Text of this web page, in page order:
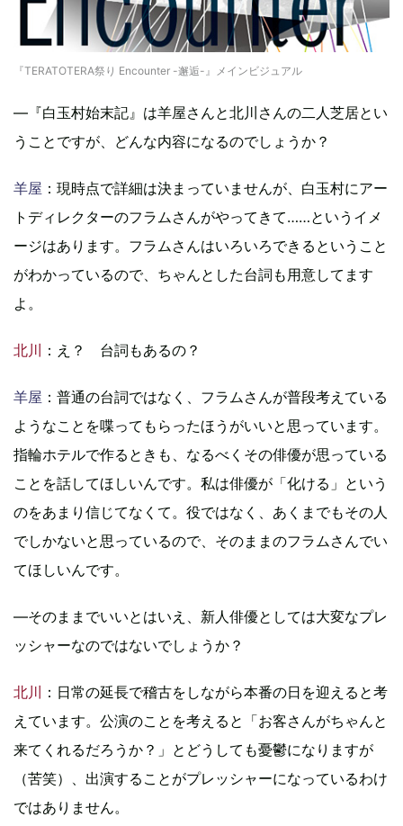
『TERATOTERA祭り Encounter -邂逅-』メインビジュアル
―『白玉村始末記』は羊屋さんと北川さんの二人芝居とい
うことですが、どんな内容になるのでしょうか？
羊屋 ：現時点で詳細は決まっていませんが、白玉村にアー
トディレクターのフラムさんがやってきて……というイメ
ージはあります。フラムさんはいろいろできるということ
がわかっているので、ちゃんとした台詞も用意してます
よ。
北川 ：え？ 台詞もあるの？
羊屋 ：普通の台詞ではなく、フラムさんが普段考えている
ようなことを喋ってもらったほうがいいと思っています。
指輪ホテルで作るときも、なるべくその俳優が思っている
ことを話してほしいんです。私は俳優が「化ける」という
のをあまり信じてなくて。役ではなく、あくまでもその人
でしかないと思っているので、そのままのフラムさんでい
てほしいんです。
―そのままでいいとはいえ、新人俳優としては大変なプレ
ッシャーなのではないでしょうか？
北川 ：日常の延長で稽古をしながら本番の日を迎えると考
えています。公演のことを考えると「お客さんがちゃんと
来てくれるだろうか？」とどうしても憂鬱になりますが
（苦笑）、出演することがプレッシャーになっているわけ
ではありません。